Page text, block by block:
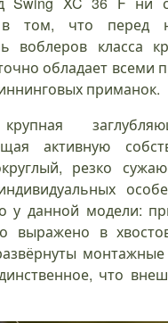
в том, что перед
воблеров класса
обладает всеми
приманок.
активную
резко
у данной модели:
выражено в
что